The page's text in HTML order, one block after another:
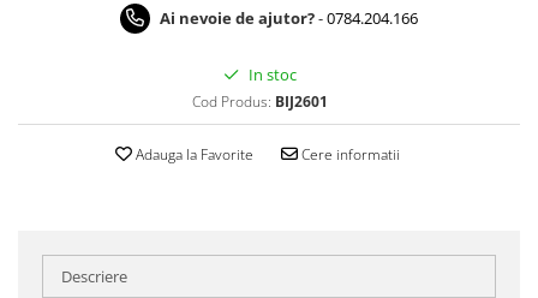
Ai nevoie de ajutor?-0784.204.166
In stoc
Cod Produs: BIJ2601
Adauga la Favorite Cere informatii
Descriere